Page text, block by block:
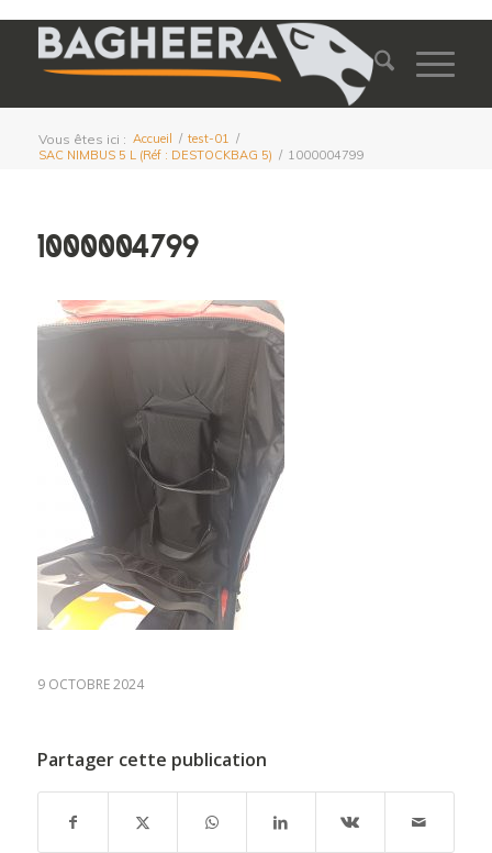
Vous êtes ici : Accueil / test-01 /
SAC NIMBUS 5 L (Réf : DESTOCKBAG 5) / 1000004799
1000004799
9 OCTOBRE 2024
Partager cette publication